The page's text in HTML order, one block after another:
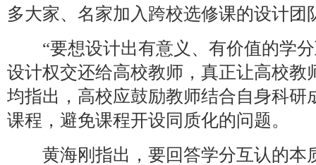
多大家、名家加入跨校选修课的设计团
“要想设计出有意义、有价值的学分
设计权交还给高校教师，真正让高校教
均指出，高校应鼓励教师结合自身科研
课程，避免课程开设同质化的问题。
黄海刚指出，要回答学分互认的本